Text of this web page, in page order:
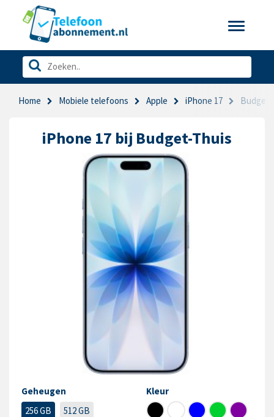
Toggle
Home Mobiele telefoons Apple iPhone 17
iPhone 17 bij Budget-Thuis
Geheugen
256 GB
512 GB
Kleur